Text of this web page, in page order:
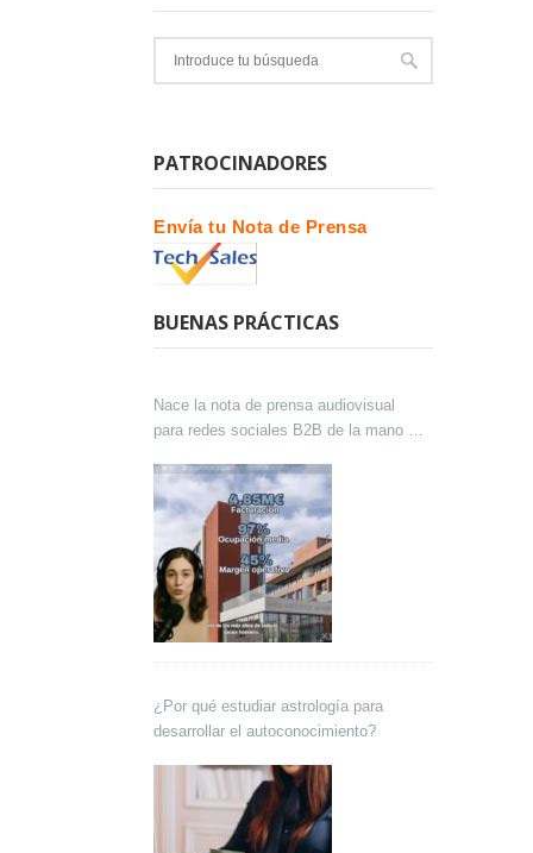
PATROCINADORES
Envía tu Nota de Prensa
BUENAS PRÁCTICAS
Nace la nota de prensa audiovisual
para redes sociales B2B de la mano de
¿Por qué estudiar astrología para
desarrollar el autoconocimiento?